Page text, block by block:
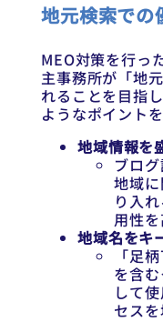
地元検索での
MEO対策を行っ
主事務所が「地
れることを目指
ようなポイント
地域情報を
ブロ
地域
り入
用性を
地域名をキ
「足
を含
して
セスを